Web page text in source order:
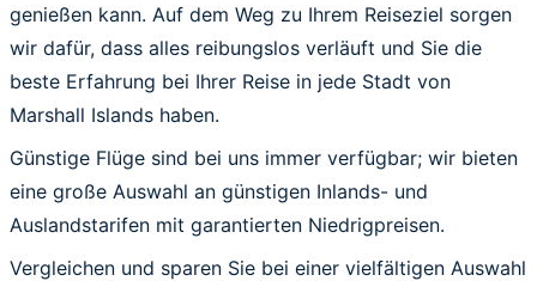
genießen kann. Auf dem Weg zu Ihrem Reiseziel sorgen
wir dafür, dass alles reibungslos verläuft und Sie die
beste Erfahrung bei Ihrer Reise in jede Stadt von
Marshall Islands haben.
Günstige Flüge sind bei uns immer verfügbar; wir bieten
eine große Auswahl an günstigen Inlands- und
Auslandstarifen mit garantierten Niedrigpreisen.
Vergleichen und sparen Sie bei einer vielfältigen Auswahl